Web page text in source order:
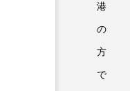
港
の
方
で